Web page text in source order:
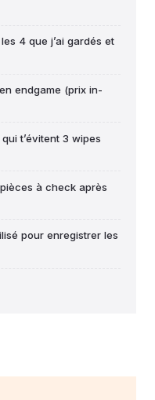
4 que j’ai gardés et
endgame (prix in-
t’évitent 3 wipes
à check après
pour enregistrer les